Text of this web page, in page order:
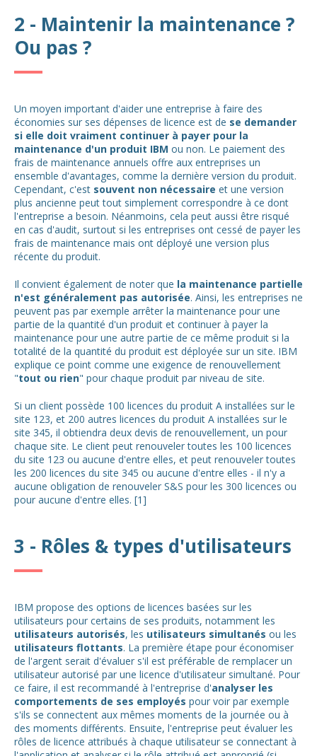
2 - Maintenir la maintenance ?
Ou pas ?
Un moyen important d'aider une entreprise à faire des
économies sur ses dépenses de licence est de se demander
si elle doit vraiment continuer à payer pour la
maintenance d'un produit IBM ou non. Le paiement des
frais de maintenance annuels offre aux entreprises un
ensemble d'avantages, comme la dernière version du produit.
Cependant, c'est souvent non nécessaire et une version
plus ancienne peut tout simplement correspondre à ce dont
l'entreprise a besoin. Néanmoins, cela peut aussi être risqué
en cas d'audit, surtout si les entreprises ont cessé de payer les
frais de maintenance mais ont déployé une version plus
récente du produit.
Il convient également de noter que la maintenance partielle
n'est généralement pas autorisée. Ainsi, les entreprises ne
peuvent pas par exemple arrêter la maintenance pour une
partie de la quantité d'un produit et continuer à payer la
maintenance pour une autre partie de ce même produit si la
totalité de la quantité du produit est déployée sur un site. IBM
explique ce point comme une exigence de renouvellement
"tout ou rien" pour chaque produit par niveau de site.
Si un client possède 100 licences du produit A installées sur le
site 123, et 200 autres licences du produit A installées sur le
site 345, il obtiendra deux devis de renouvellement, un pour
chaque site. Le client peut renouveler toutes les 100 licences
du site 123 ou aucune d'entre elles, et peut renouveler toutes
les 200 licences du site 345 ou aucune d'entre elles - il n'y a
aucune obligation de renouveler S&S pour les 300 licences ou
pour aucune d'entre elles. [1]
3 - Rôles & types d'utilisateurs
IBM propose des options de licences basées sur les
utilisateurs pour certains de ses produits, notamment les
utilisateurs autorisés, les utilisateurs simultanés ou les
utilisateurs flottants. La première étape pour économiser
de l'argent serait d'évaluer s'il est préférable de remplacer un
utilisateur autorisé par une licence d'utilisateur simultané. Pour
ce faire, il est recommandé à l'entreprise d'analyser les
comportements de ses employés pour voir par exemple
s'ils se connectent aux mêmes moments de la journée ou à
des moments différents. Ensuite, l'entreprise peut évaluer les
rôles de licence attribués à chaque utilisateur se connectant à